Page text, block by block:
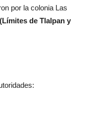
por la colonia Las
(Límites de Tlalpan y